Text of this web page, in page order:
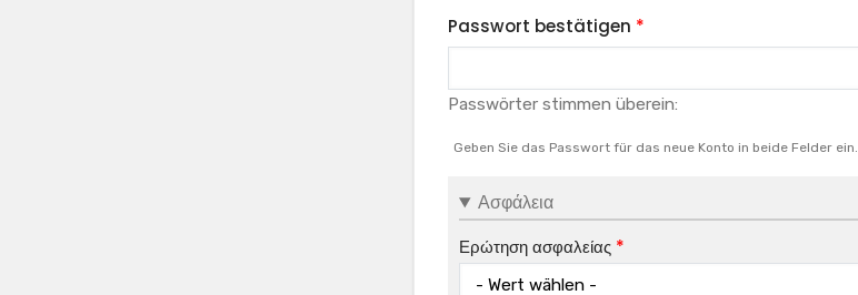
Passwort bestätigen
Passwörter stimmen überein:
Geben Sie das Passwort für das neue Konto in beide Felder ein.
Ασφάλεια
Ερώτηση ασφαλείας